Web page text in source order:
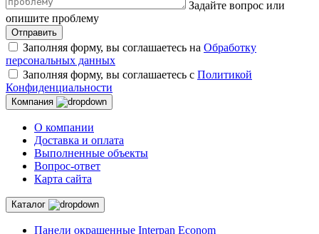
Задайте вопрос или
опишите проблему
Заполняя форму, вы соглашаетесь на Обработку
персональных данных
Заполняя форму, вы соглашаетесь с Политикой
Конфиденциальности
Компания
О компании
Доставка и оплата
Выполненные объекты
Вопрос-ответ
Карта сайта
Каталог
Панели окрашенные Interpan Econom